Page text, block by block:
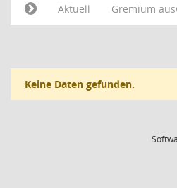
Aktuell
Gremium
Keine Daten gefunden.